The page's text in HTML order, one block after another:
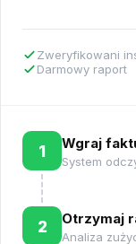
Zweryfikowani
Darmowy raport
1 Wgraj
System
2 Otrzymaj
Analiza